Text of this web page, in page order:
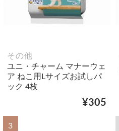
その他
ユニ・チャーム マナーウェ
ア ねこ用Lサイズお試しパ
ック 4枚
¥305
3